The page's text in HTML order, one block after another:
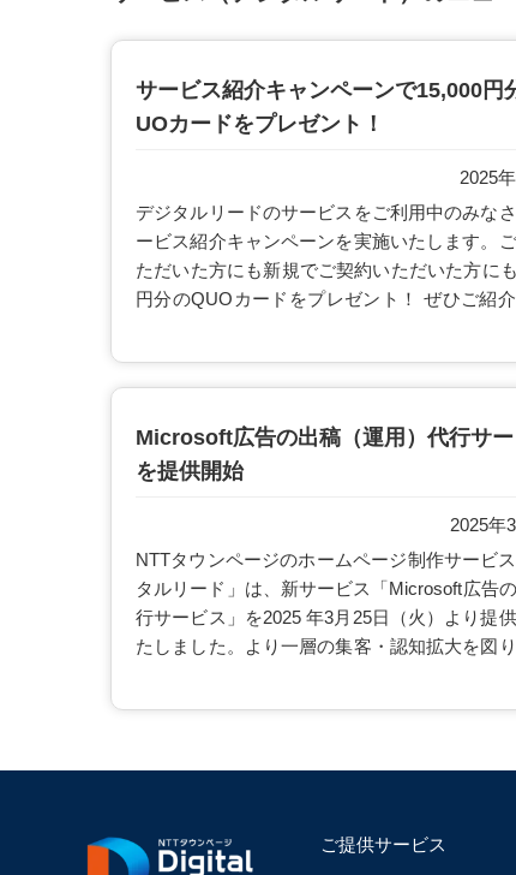
サービス紹介キャンペーンで15,000円
UOカードをプレゼント！
2025
デジタルリードのサービスをご利用中のみな
ービス紹介キャンペーンを実施いたします。
ただいた方にも新規でご契約いただいた方に
円分のQUOカードをプレゼント！ ぜひご紹
Microsoft広告の出稿（運用）代行サ
を提供開始
2025年
NTTタウンページのホームページ制作サービ
タルリード」は、新サービス「Microsoft広告
行サービス」を2025 年3月25日（火）より提
たしました。より一層の集客・認知拡大を図
ご提供サービス